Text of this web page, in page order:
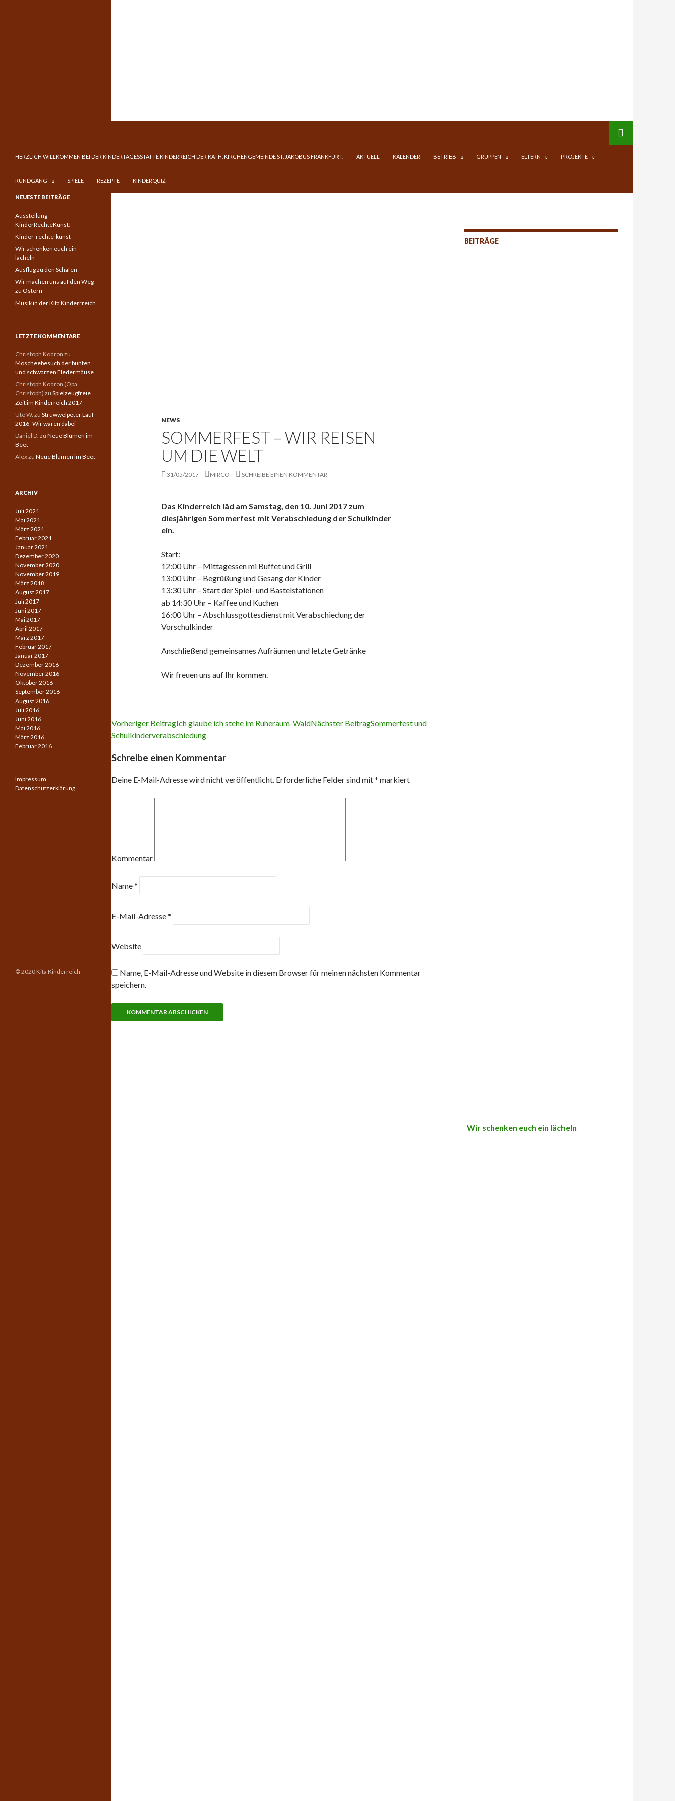
HERZLICH WILLKOMMEN BEI DER KINDERTAGESSTÄTTE KINDERREICH DER KATH. KIRCHENGEMEINDE ST. JAKOBUS FRANKFURT.
AKTUELL KALENDER BETRIEB GRUPPEN ELTERN PROJEKTE
RUNDGANG SPIELE REZEPTE KINDERQUIZ
NEWS
SOMMERFEST – WIR REISEN
UM DIE WELT
31/05/2017 MIRCO SCHREIBE EINEN KOMMENTAR
Das Kinderreich läd am Samstag, den 10. Juni 2017 zum
diesjährigen Sommerfest mit Verabschiedung der Schulkinder
ein.
Start:
12:00 Uhr – Mittagessen mi Buffet und Grill
13:00 Uhr – Begrüßung und Gesang der Kinder
13:30 Uhr – Start der Spiel- und Bastelstationen
ab 14:30 Uhr – Kaffee und Kuchen
16:00 Uhr – Abschlussgottesdienst mit Verabschiedung der
Vorschulkinder
Anschließend gemeinsames Aufräumen und letzte Getränke
Wir freuen uns auf Ihr kommen.
Beitrags-
Navigation
Vorheriger BeitragIch glaube ich stehe im Ruheraum-WaldNächster BeitragSommerfest und
Schulkinderverabschiedung
Schreibe einen Kommentar
Deine E-Mail-Adresse wird nicht veröffentlicht. Erforderliche Felder sind mit* markiert
Kommentar
Name*
E-Mail-Adresse*
Website
Name, E-Mail-Adresse und Website in diesem Browser für meinen nächsten Kommentar
speichern.
BEITRÄGE
Wir schenken euch ein lächeln
Katholische Kindertagesstätte in
NEUESTE BEITRÄGE
Ausstellung
KinderRechteKunst!
Kinder-rechte-kunst
Wir schenken euch ein
lächeln
Ausflug zu den Schafen
Wir machen uns auf den Weg
zu Ostern
Musik in der Kita Kinderrreich
LETZTE KOMMENTARE
Christoph Kodron zu
Moscheebesuch der bunten
und schwarzen Fledermäuse
Christoph Kodron (Opa
Christoph) zu Spielzeugfreie
Zeit im Kinderreich 2017
Ute W. zu Struwwelpeter Lauf
2016- Wir waren dabei
Daniel D. zu Neue Blumen im
Beet
Alexzu Neue Blumen im Beet
ARCHIV
Juli 2021
Mai 2021
März 2021
Februar 2021
Januar 2021
Dezember 2020
November 2020
November 2019
März 2018
August 2017
Juli 2017
Juni 2017
Mai 2017
April 2017
März 2017
Februar 2017
Januar 2017
Dezember 2016
November 2016
Oktober 2016
September 2016
August 2016
Juli 2016
Juni 2016
Mai 2016
März 2016
Februar 2016
Impressum
Datenschutzerklärung
© 2020 Kita Kinderreich